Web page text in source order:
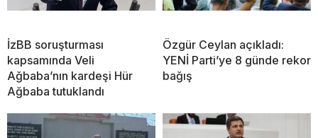
İzBB soruşturması
kapsamında Veli
Ağbaba’nın kardeşi Hür
Ağbaba tutuklandı
Özgür Ceylan açıkladı:
YENİ Parti’ye 8 günde rekor
bağış